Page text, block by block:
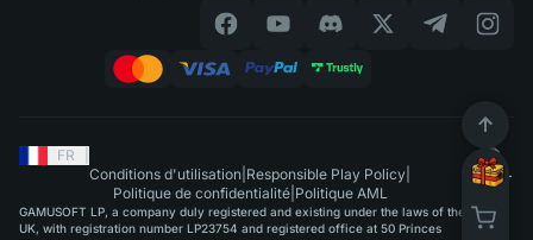
FR
Conditions d'utilisation Responsible Play Policy
Politique de confidentialité| Politique AML
GAMUSOFT LP, a company duly registered and existing under the laws of the
UK, with registration number LP23754 and registered office at 50 Princes